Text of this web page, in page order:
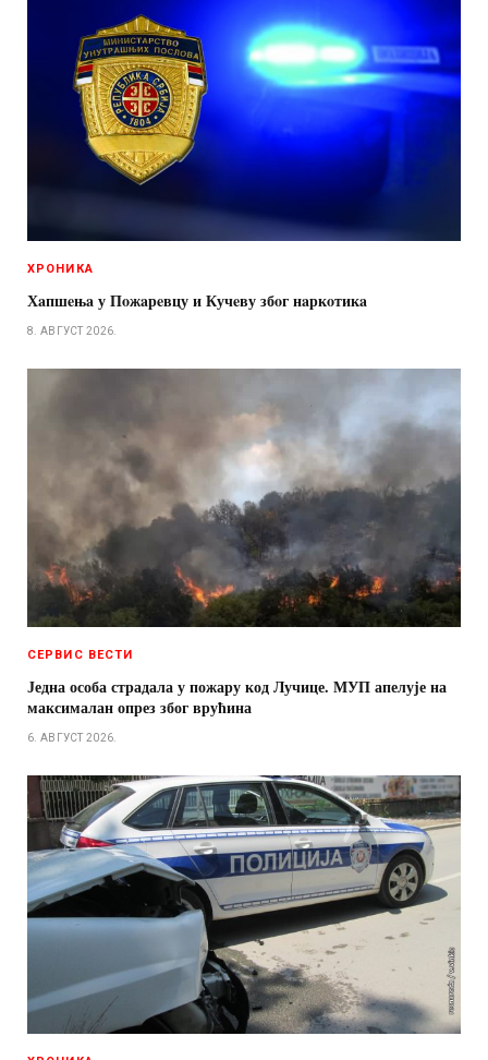
ХРОНИКА
Хaпшeњa у Пoжaрeвцу и Кучeву збoг нaркoтикa
8. АВГУСТ 2026.
СЕРВИС ВЕСТИ
Једна особа страдала у пожару код Лучице. МУП апелује на
максималан опрез због врућина
6. АВГУСТ 2026.